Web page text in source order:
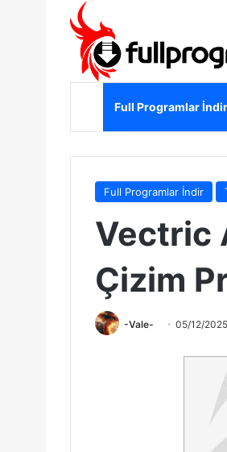
Anasayfa
Full Programlar İndir
Full Programlar İndir
Vectric
Çizim
-Vale- 05/12/2025